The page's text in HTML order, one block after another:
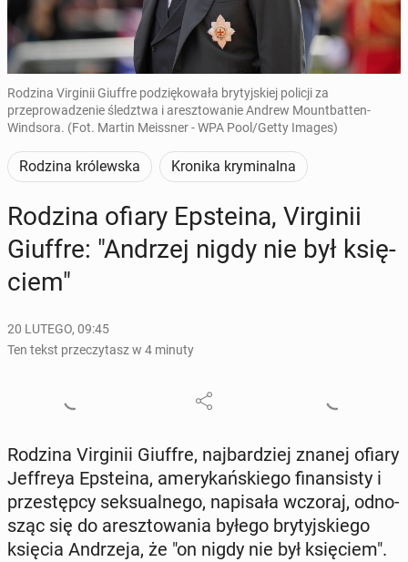
Rodzina Virginii Giuffre podziękowała brytyjskiej policji za
przeprowadzenie śledztwa i aresztowanie Andrew Mountbatten-
Windsora. (Fot. Martin Meissner - WPA Pool/Getty Images)
Rodzina królewska Kronika kryminalna
Rodzina ofiary Ep­ste­ina, Vir­gi­nii
Giuffre: "Andrzej nigdy nie był księ­
ciem"
20 LUTEGO, 09:45
Ten tekst przeczytasz w 4 minuty
Rodzina Vir­gi­nii Giuffre, naj­bar­dziej znanej ofiary
Jef­freya Ep­ste­ina, ame­ry­kań­skie­go fi­nan­si­sty i
prze­stęp­cy sek­su­al­ne­go, na­pi­sa­ła wczoraj, od­no­
sząc się do aresz­to­wa­nia byłego bry­tyj­skie­go
księcia An­drze­ja, że "on nigdy nie był księ­ciem".